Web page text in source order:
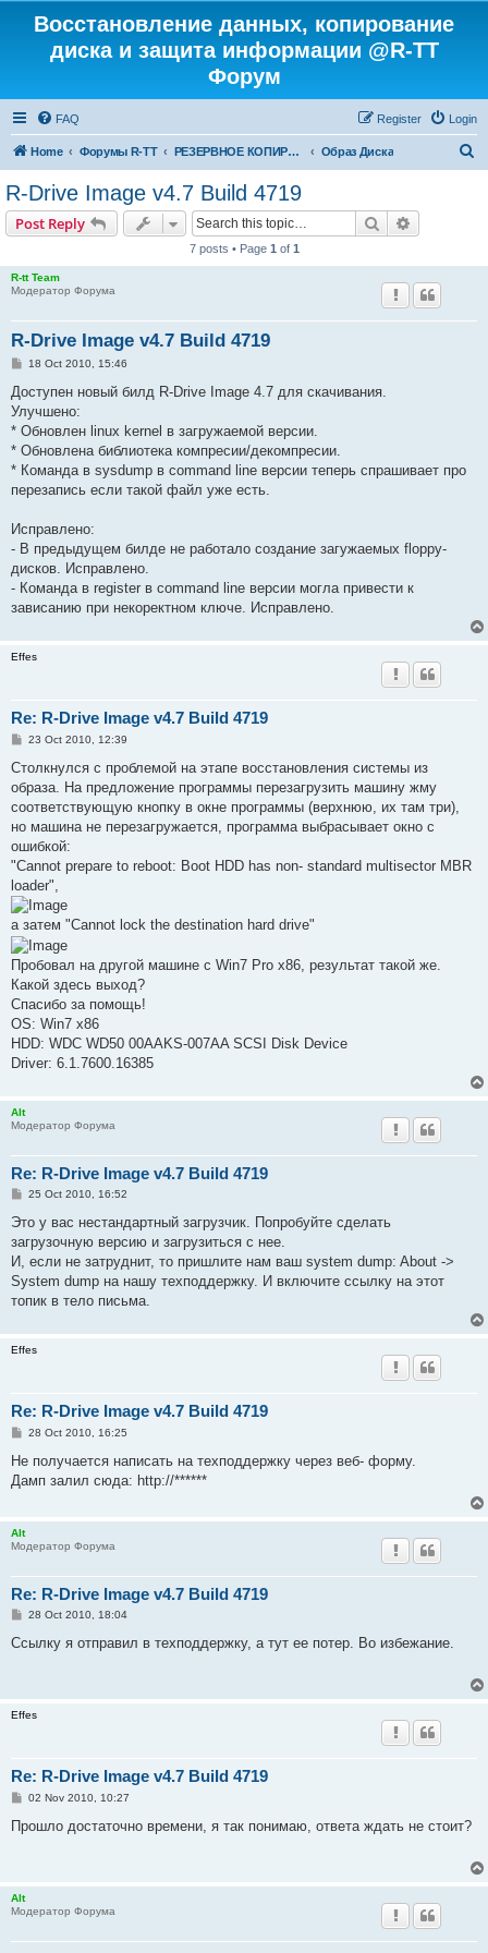
Восстановление данных, копирование
диска и защита информации @R-TT
Форум
FAQ Login
Register
Home Форумы R-TT РЕЗЕРВНОЕ КОПИРОВАНИЕ И ВОССТАНОВЛЕНИЕ СИСТЕМ Образ Диска
R-Drive Image v4.7 Build 4719
Post Reply Search
7 posts • Page 1 of 1
R-tt Team
Модератор Форума
R-Drive Image v4.7 Build 4719
P
s
18 Oct 2010, 15:46
Доступен новый билд R-Drive Image 4.7 для скачивания.
Улучшено:
* Обновлен linux kernel в загружаемой версии.
* Обновлена библиотека компресии/декомпресии.
* Команда в sysdump в command line версии теперь спрашивает про
перезапись если такой файл уже есть.
Исправлено:
- В предыдущем билде не работало создание загужаемых floppy-
дисков. Исправлено.
- Команда в register в command line версии могла привести к
зависанию при некоректном ключе. Исправлено.
Effes
Re: R-Drive Image v4.7 Build 4719
P
s
23 Oct 2010, 12:39
Столкнулся с проблемой на этапе восстановления системы из
образа. На предложение программы перезагрузить машину жму
соответствующую кнопку в окне программы (верхнюю, их там три),
но машина не перезагружается, программа выбрасывает окно с
ошибкой:
"Cannot prepare to reboot: Boot HDD has non- standard multisector MBR
loader",
а затем "Cannot lock the destination hard drive"
Пробовал на другой машине с Win7 Pro x86, результат такой же.
Какой здесь выход?
Спасибо за помощь!
OS: Win7 x86
HDD: WDC WD50 00AAKS-007AA SCSI Disk Device
Driver: 6.1.7600.16385
Alt
Модератор Форума
Re: R-Drive Image v4.7 Build 4719
P
s
25 Oct 2010, 16:52
Это у вас нестандартный загрузчик. Попробуйте сделать
загрузочную версию и загрузиться с нее.
И, если не затруднит, то пришлите нам ваш system dump: About ->
System dump на нашу техподдержку. И включите ссылку на этот
топик в тело письма.
Effes
Re: R-Drive Image v4.7 Build 4719
P
s
28 Oct 2010, 16:25
Не получается написать на техподдержку через веб- форму.
Дамп залил сюда: http://******
Alt
Модератор Форума
Re: R-Drive Image v4.7 Build 4719
P
s
28 Oct 2010, 18:04
Cсылку я отправил в техподдержку, а тут ее потер. Во избежание.
Effes
Re: R-Drive Image v4.7 Build 4719
P
s
02 Nov 2010, 10:27
Прошло достаточно времени, я так понимаю, ответа ждать не стоит?
Alt
Модератор Форума